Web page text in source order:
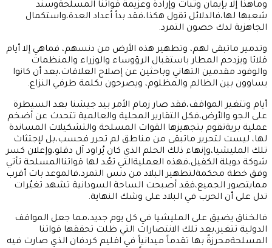
وماهذا إلا بإيمان وثبات وإرادة وعزيمة قواتنا المسلحةوسند
شعبها لها،فالدلائل تقول هكذا،فقد بدأ أعداد العدة،واستكمال
الجاهزية لدك حصون التمرد.
وتدمير ماتبقى لهم، وتطهير هذه الأرض من دنسهم، فماهي إلا أيام
قلائا ويزدحم المطار باستقبال الرؤوساء والوزراء والمنظمات
والوفود مقدمين التهاني وباحثين عن إصلاح العلاقات،بعد أن كانوا
يساوون بين الظالم والمظلوم، ويصرحون بكلمة طرفي النزاع.
أيام وتتغير المواقف،فقد صار زمام الأمر بيد جيشنا بعد السيطرة
على الجو والأرض،فكل التقارير المحلية والعالمية تتحدث عن أضخم
عملية بريةتقوم بتجهيزها القوات المسلحة والتشكيلات المساندة
لها، ليست لتحرير ماتبقى من مناطق لم تحرر فحسب،بل لإجتثاث
تلك المليشيا،وإنهاء ذلك الحلم الذي كان يُراود آل دقلو،وإعلان كسر
شوكة دويلة الكفيل،فهذه العمليةالتي تعُد لها قواتناالمسلحة تأتي
وفق خطة محكمةلتطهير البلاد من دنس التمرد،فالموعد بات أقرب
ممايتصور الجميع،فقد أصبحت الساحة السودانية تشهد تغيُرات
تدل على أن الحرب في البلاد على وشك النهاية.
فالخناق يضيق على المليشيا في كل يوم جديد،مما جعل المواقف
الدولية تتغير،بعد تلك الانتصارات التي ظلت تحققها قواتنا
المسلحةمحرزةً بها تقدماً ميدانياً في اقليم كردفان الذي صارت فيه